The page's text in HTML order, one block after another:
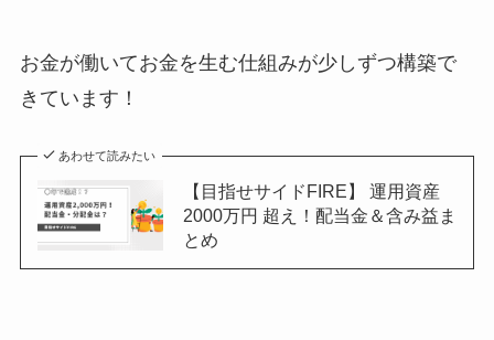
お金が働いてお金を生む仕組みが少しずつ構築で
きています！
あわせて読みたい
【目指せサイドFIRE】 運用資産
2000万円 超え！配当金＆含み益ま
とめ